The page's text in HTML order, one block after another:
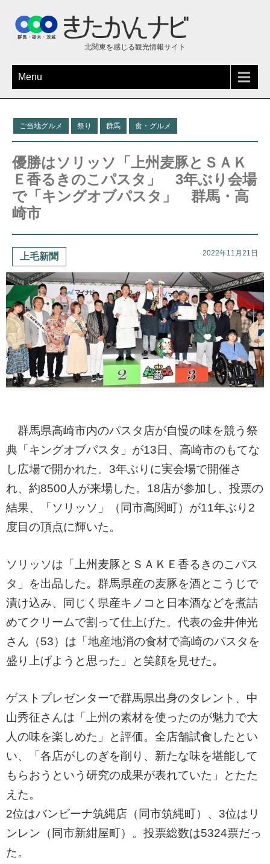
北関東を感じる観光情報サイト
Menu
ご当地グルメ 祭り 群馬 食・グルメ
優勝はソリッソ「上州麦豚とＳＡＫ
Ｅ香るきのこパスタ」 3年ぶり会場
で「キングオブパスタ」 群馬・高
崎市
上毛新聞 2022年11月21日
群馬県高崎市内のパスタ店が自慢の味を競う祭
典「キングオブパスタ」が13日、高崎市のもてな
し広場で開かれた。3年ぶりに実会場で開催さ
れ、約8500人が来場した。18店が参加し、投票の
結果、「ソリッソ」（同市高関町）が11年ぶり2
度目の頂点に輝いた。
ソリッソは「上州麦豚とＳＡＫＥ香るきのこパス
タ」を出品した。群馬県産の麦豚を酒とこうじで
漬け込み、同じく県産キノコと日本酒などを煮詰
めてクリームで割って仕上げた。代表の金井伸光
さん（53）は「地産地消の食材で高崎のパスタを
盛り上げようと思った」と笑顔を見せた。
ゲストプレゼンターで群馬県出身のタレント、中
山秀征さんは「上州の素材を使ったのが魅力で大
人の味を楽しめた」と評価。全店舗試食したとい
い、「各店がしのぎを削り、新たな味を堪能して
もらおうという研究の成果が表れていた」とたた
えた。
2位はバンビーナ筑縄店（同市筑縄町）、3位はリ
ンレン（同市新紺屋町）。投票総数は5324票だっ
た。